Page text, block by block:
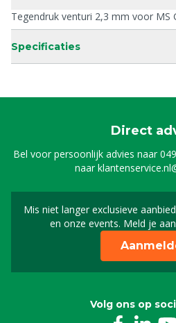
Tegendruk venturi 2,3 mm voor MS
Specificaties
Direct
Bel voor persoonlijk advies naar
naar
Mis niet langer exclusieve
en onze events. Meld je
Volg ons op